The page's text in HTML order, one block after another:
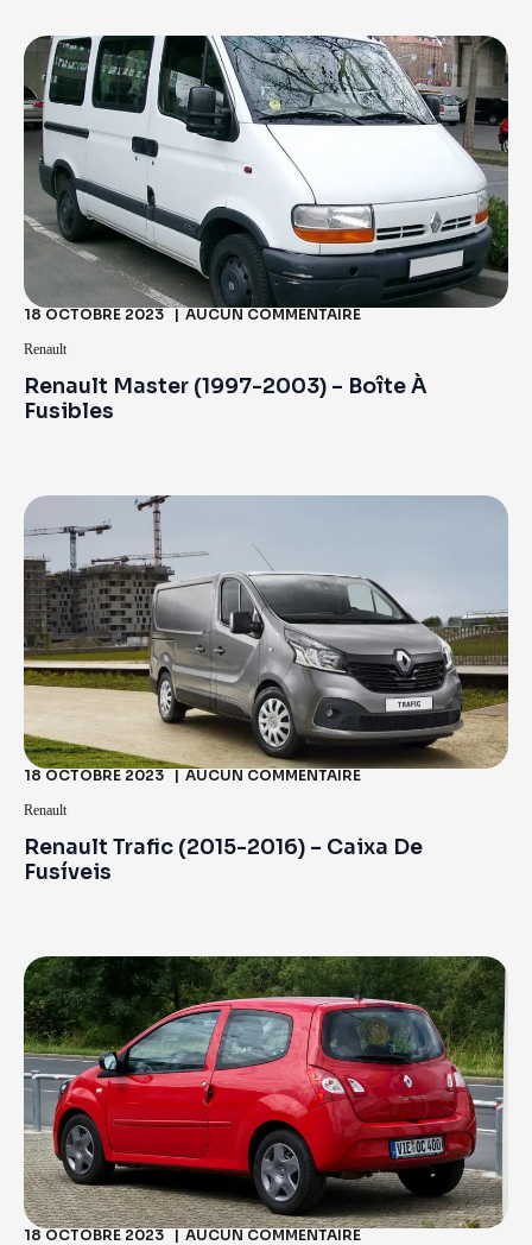
Renault Master (1997-2003) – Boîte À
Fusibles
18 OCTOBRE 2023 AUCUN COMMENTAIRE
Renault
Renault Trafic (2015-2016) – Caixa De
Fusíveis
18 OCTOBRE 2023 AUCUN COMMENTAIRE
Renault
18 OCTOBRE 2023 AUCUN COMMENTAIRE